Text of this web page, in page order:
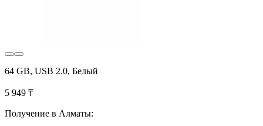
64 GB, USB 2.0, Белый
5 949 ₸
Получение в Алматы: